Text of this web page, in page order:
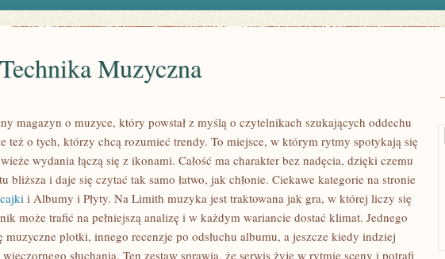
Muzyczna
magazyn o muzyce, który powstał z myślą o czytelnikach szukających oddechu
też o tych, którzy chcą rozumieć trendy. To miejsce, w którym rytmy spotykają się
wydania łączą się z ikonami. Całość ma charakter bez nadęcia, dzięki czemu
bliższa i daje się czytać tak samo łatwo, jak chłonie. Ciekawe kategorie na stronie
i Albumy i Płyty. Na Limith muzyka jest traktowana jak gra, w której liczy się
może trafić na pełniejszą analizę i w każdym wariancie dostać klimat. Jednego
muzyczne plotki, innego recenzje po odsłuchu albumu, a jeszcze kiedy indziej
słuchania. Ten zestaw sprawia, że serwis żyje w rytmie sceny i potrafi